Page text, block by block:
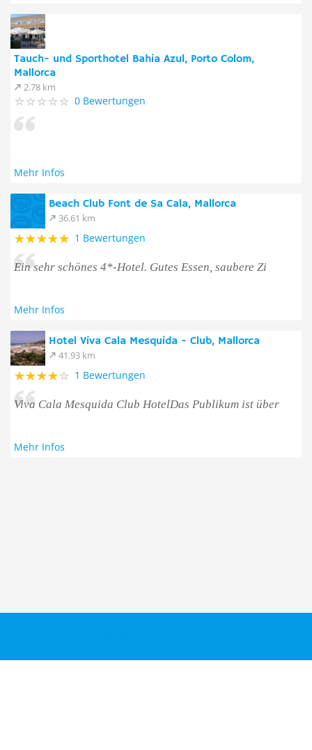
Tauch- und Sporthotel Bahia Azul, Porto Colom,
Mallorca
2.78 km
0 Bewertungen
Mehr Infos
Beach Club Font de Sa Cala, Mallorca
36.61 km
1 Bewertungen
Ein sehr schönes 4*-Hotel. Gutes Essen, saubere Zi
Mehr Infos
Hotel Viva Cala Mesquida - Club, Mallorca
41.93 km
1 Bewertungen
Viva Cala Mesquida Club HotelDas Publikum ist über
Mehr Infos